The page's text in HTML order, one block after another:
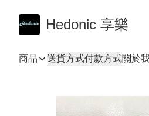
Hedonic 享樂
商品 送貨方式付款方式關於